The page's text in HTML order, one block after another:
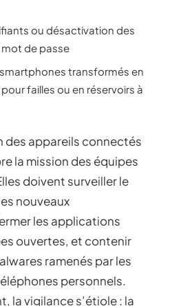
ou désactivation des
de passe
transformés en
failles ou en réservoirs à
des appareils connectés
la mission des équipes
doivent surveiller le
nouveaux
les applications
ouvertes, et contenir
ramenés par les
personnels.
la vigilance s’étiole : la